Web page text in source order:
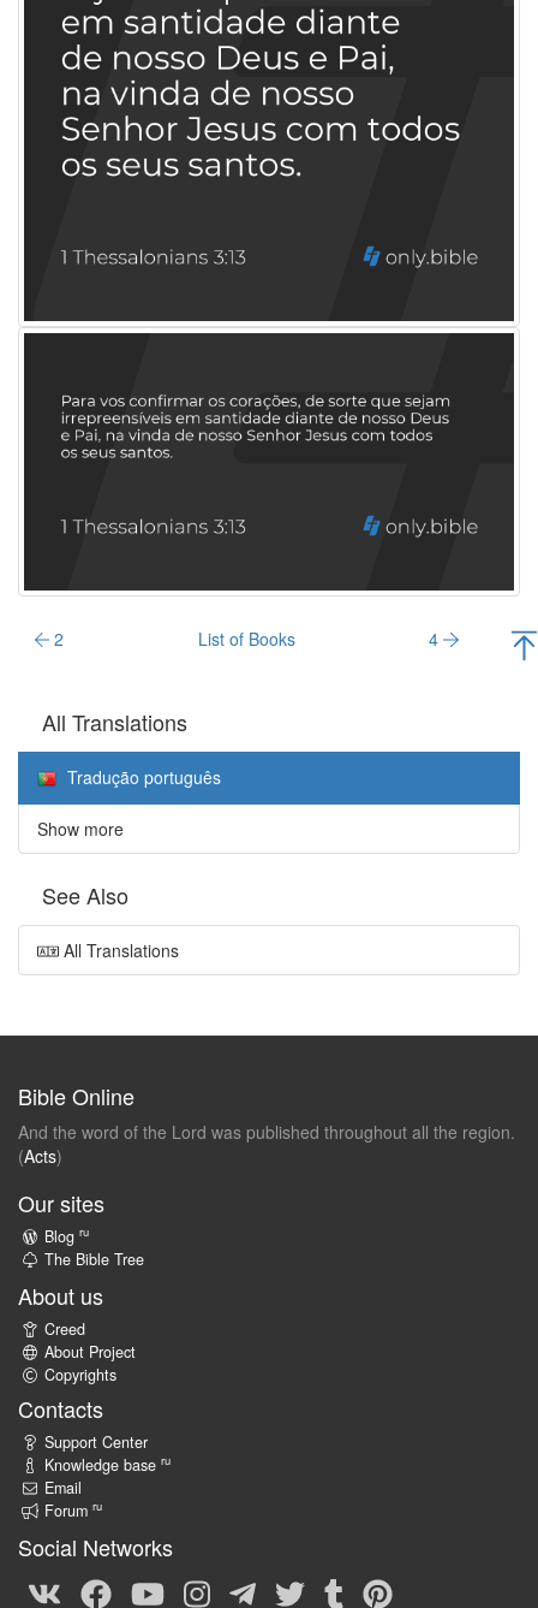
2 List of Books 4
All Translations
Tradução português
Show more
See Also
All Translations
Bible Online
And the word of the Lord was published throughout all the region.
(Acts)
Our sites
Blog ru
The Bible Tree
About us
Creed
About Project
Copyrights
Contacts
Support Center
Knowledge base ru
Email
Forum ru
Social Networks